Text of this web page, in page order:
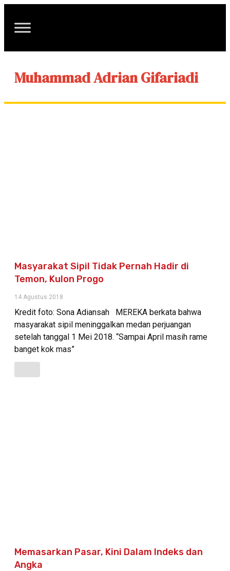
Muhammad Adrian Gifariadi
Masyarakat Sipil Tidak Pernah Hadir di
Temon, Kulon Progo
14 Agustus 2018
Kredit foto: Sona Adiansah MEREKA berkata bahwa
masyarakat sipil meninggalkan medan perjuangan
setelah tanggal 1 Mei 2018. “Sampai April masih rame
banget kok mas”
Memasarkan Pasar, Kini Dalam Indeks dan
Angka